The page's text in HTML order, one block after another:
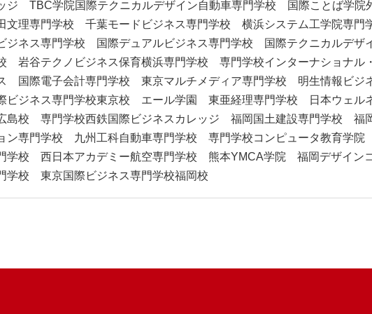
ジ TBC学院国際テクニカルデザイン自動車専門学校 国際ことば学
文理専門学校 千葉モードビジネス専門学校 横浜システム工学院専門
ジネス専門学校 国際デュアルビジネス専門学校 国際テクニカルデザ
岩谷テクノビジネス保育横浜専門学校 専門学校インターナショナル
国際電子会計専門学校 東京マルチメディア専門学校 明生情報ビジ
ビジネス専門学校東京校 エール学園 東亜経理専門学校 日本ウェル
島校 専門学校西鉄国際ビジネスカレッジ 福岡国土建設専門学校 福
ン専門学校 九州工科自動車専門学校 専門学校コンピュータ教育学
学校 西日本アカデミー航空専門学校 熊本YMCA学院 福岡デザイン
学校 東京国際ビジネス専門学校福岡校